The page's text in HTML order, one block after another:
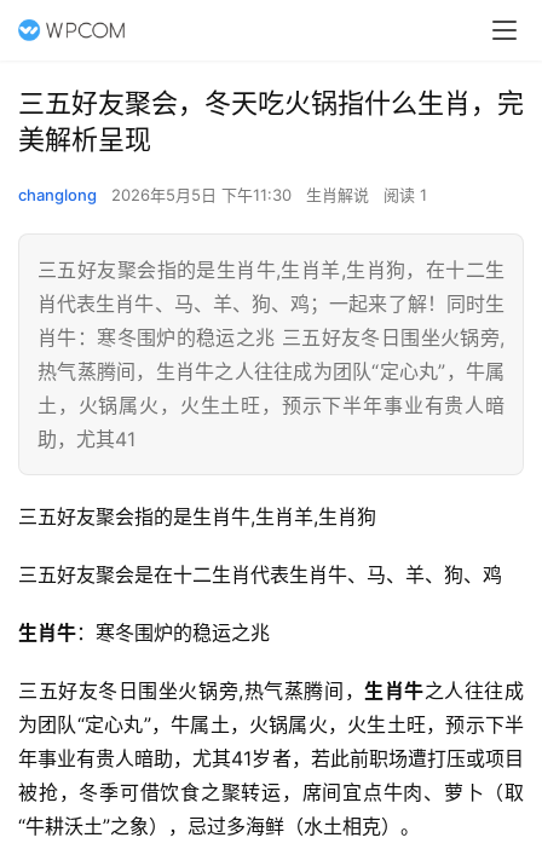
三五好友聚会，冬天吃火锅指什么生肖，完
美解析呈现
changlong 2026年5月5日 下午11:30 生肖解说 阅读 1
三五好友聚会指的是生肖牛,生肖羊,生肖狗，在十二生
肖代表生肖牛、马、羊、狗、鸡；一起来了解！同时生
肖牛：寒冬围炉的稳运之兆 三五好友冬日围坐火锅旁,
热气蒸腾间，生肖牛之人往往成为团队“定心丸”，牛属
土，火锅属火，火生土旺，预示下半年事业有贵人暗
助，尤其41
三五好友聚会指的是生肖牛,生肖羊,生肖狗
三五好友聚会是在十二生肖代表生肖牛、马、羊、狗、鸡
生肖牛：寒冬围炉的稳运之兆
三五好友冬日围坐火锅旁,热气蒸腾间，生肖牛之人往往成
为团队“定心丸”，牛属土，火锅属火，火生土旺，预示下半
年事业有贵人暗助，尤其41岁者，若此前职场遭打压或项目
被抢，冬季可借饮食之聚转运，席间宜点牛肉、萝卜（取
“牛耕沃土”之象），忌过多海鲜（水土相克）。